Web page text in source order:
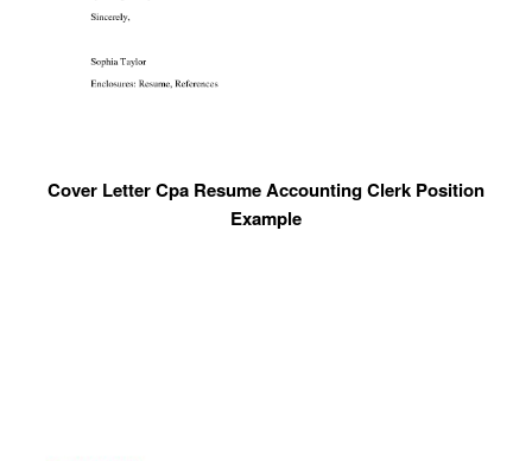
Cover Letter Cpa Resume Accounting Clerk Position
Example